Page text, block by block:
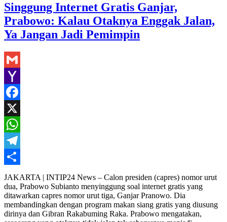
Singgung Internet Gratis Ganjar,
Prabowo: Kalau Otaknya Enggak Jalan,
Ya Jangan Jadi Pemimpin
Gmail
Yahoo
Mail
Facebook
X
WhatsApp
Telegram
Share
JAKARTA | INTIP24 News – Calon presiden (capres) nomor urut
dua, Prabowo Subianto menyinggung soal internet gratis yang
ditawarkan capres nomor urut tiga, Ganjar Pranowo. Dia
membandingkan dengan program makan siang gratis yang diusung
dirinya dan Gibran Rakabuming Raka. Prabowo mengatakan,